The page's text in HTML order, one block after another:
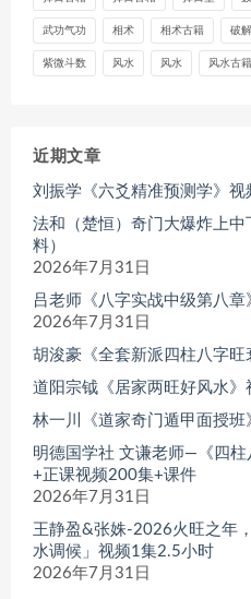
武功气功 相术 相术古籍 破解
紫微斗数 风水 风水 风水古籍
近期文章
刘振学《六爻精准预测学》视
法和（楚恒）奇门大爆炸上
料）
2026年7月31日
吕老师《八字实战中级第八
2026年7月31日
胡浚豪《全套新派四柱八字旺
道阳宗钺《居家两旺好风水》
林一川《道家奇门遁甲面授班
明德国学社 文谦老师—《四
+正课视频200集+课件
2026年7月31日
王静盈&张姝-2026火旺之年
水调候」视频1集2.5小时
2026年7月31日